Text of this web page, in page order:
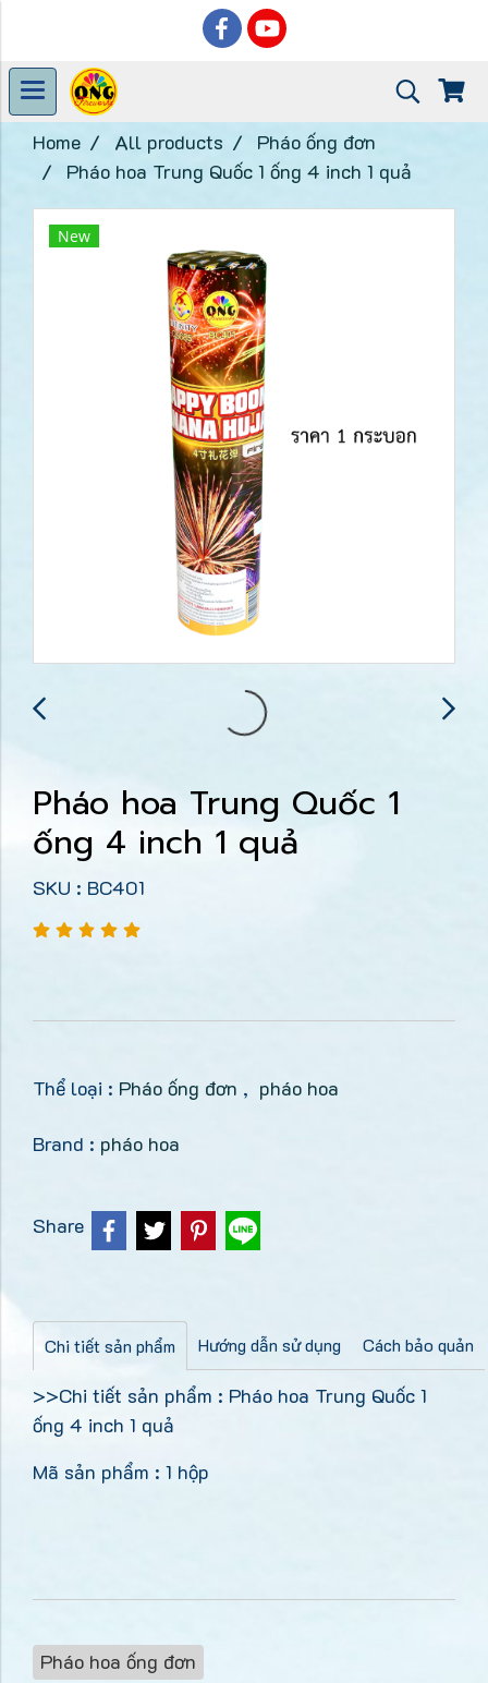
Home All products
Pháo ống đơn
Pháo hoa Trung Quốc 1 ống 4 inch 1 quả
New
Pháo hoa Trung Quốc 1
ống 4 inch 1 quả
SKU : BC401
Thể loại : Pháo ống đơn , pháo hoa
Brand : pháo hoa
Share
Chi tiết sản phẩm Hướng dẫn sử dụng Cách bảo quản
>>Chi tiết sản phẩm : Pháo hoa Trung Quốc 1
ống 4 inch 1 quả
Mã sản phẩm : 1 hộp
Pháo hoa ống đơn